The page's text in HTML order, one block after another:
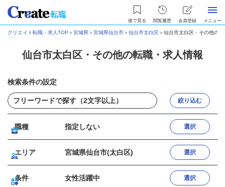
後で見る 閲覧履歴 会員登録 メニュー
クリエイト転職・求人TOP ＞宮城県＞宮城県仙台市＞仙台市太白区＞仙台市太白区・その他の
仙台市太白区・その他の転職・求人情報
検索条件の設定
絞り込む
職種 指定しない 選択
エリア 宮城県仙台市(太白区) 選択
条件 女性活躍中 選択